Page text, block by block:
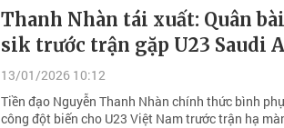
Thanh Nhàn tái xuất: Quân
sik trước trận gặp U23 Saudi
13/01/2026 10:12
Tiền đạo Nguyễn Thanh Nhàn chính thức bình
công đột biến cho U23 Việt Nam trước trận hạ